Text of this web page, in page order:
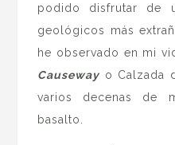
podido disfrutar de
geológicos más
he observado en mi
Causeway o Calzada
varios decenas de
basalto.